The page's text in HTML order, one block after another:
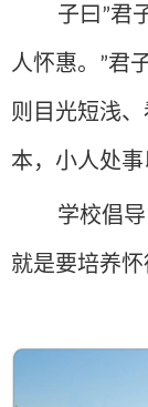
子曰 ”君
人怀惠。 ”君
则目光短浅
本，小人处事
学校倡导
就是要培养怀